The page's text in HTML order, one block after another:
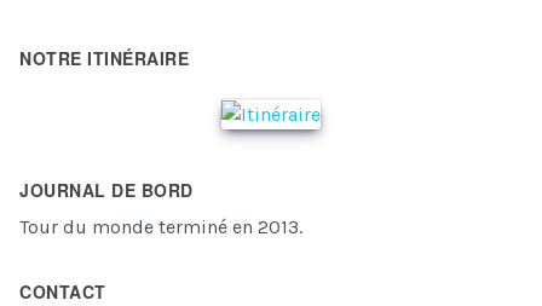
NOTRE ITINÉRAIRE
JOURNAL DE BORD
Tour du monde terminé en 2013.
CONTACT